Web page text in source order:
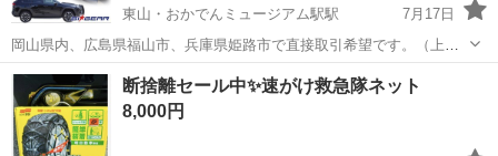
東山・おかでんミュージアム駅駅
7月17日
岡山県内、広島県福山市、兵庫県姫路市で直接取引希望です。（上記
場所以外も要相談可） 車売却のため出品してます。 約1年半使用して
いたため、キズ、サビ等はございます。 他サイトでも出品しておりま
すので、早いもの勝ちです
岡山 岡山市 東山・おかでんミュージアム駅駅
外装、車外用品 GEAR
断捨離セール中✨速がけ救急隊ネット
8,000円